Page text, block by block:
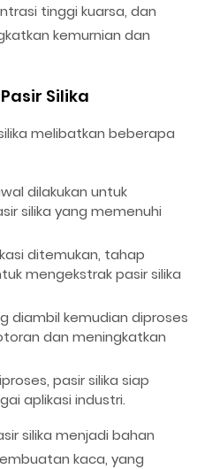
tinggi kuarsa, dan
kemurnian dan
Silika
melibatkan beberapa
dilakukan untuk
silika yang memenuhi
ditemukan, tahap
mengekstrak pasir silika
diambil kemudian diproses
dan meningkatkan
pasir silika siap
aplikasi industri.
silika menjadi bahan
kaca, yang